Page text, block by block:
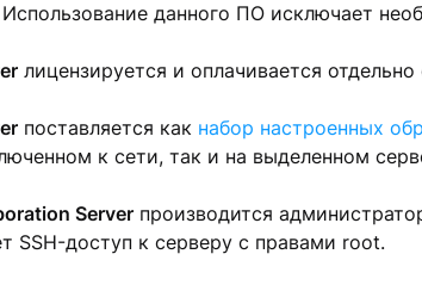
данного ПО исключает
лицензируется и оплачивается
поставляется как набор настроенных
к сети, так и на выделенном
Server производится
SSH-доступ к серверу с правами root.